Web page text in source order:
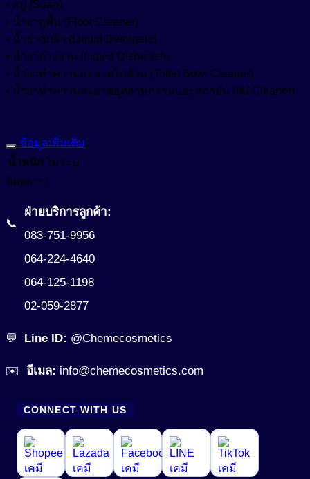
• สบู่ (Soap)
• น้ำยาถูพื้น (Floor Cleaner)
• น้ำยาซักผ้า (Liquid Detergent)
• น้ำยาล้างจาน (Liquid Dishwash)
• น้ำยาทำความสะอาดโถส้วม (Toilet Bowl Cleaner)
• น้ำยาทำความสะอาดอุตสาหกรรมและสถาบัน (I&I Cleaner)
ข้อมูลเพิ่มเติม
น้ำหนัก ไม่ระบุ
ติดต่อเรา
📞
ฝ่ายบริการลูกค้า:
083-751-9956
064-224-4640
064-125-1198
02-059-2877
💬 Line ID: @Chemecosmetics
✉️ อีเมล: info@chemecosmetics.com
CONNECT WITH US